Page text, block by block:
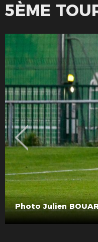
5ÈME
Photo Julien